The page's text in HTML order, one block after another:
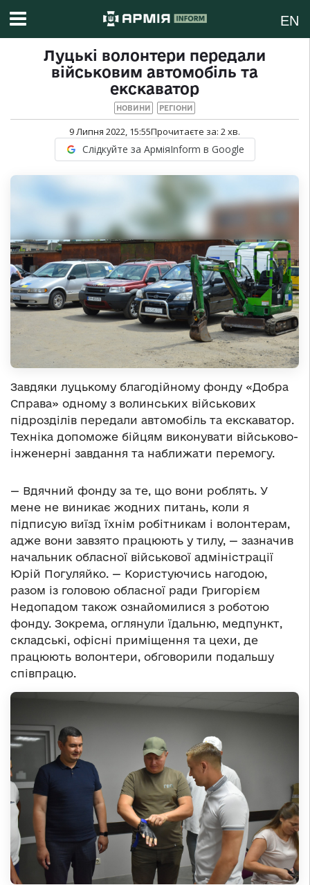
EN
Луцькі волонтери передали
військовим автомобіль та
екскаватор
НОВИНИ РЕГІОНИ
9 Липня 2022, 15:55Прочитаєте за: 2хв.
Слідкуйте за АрміяInform в Google
Завдяки луцькому благодійному фонду «Добра
Справа» одному з волинських військових
підрозділів передали автомобіль та екскаватор.
Техніка допоможе бійцям виконувати військово-
інженерні завдання та наближати перемогу.
— Вдячний фонду за те, що вони роблять. У
мене не виникає жодних питань, коли я
підписую виїзд їхнім робітникам і волонтерам,
адже вони завзято працюють у тилу, — зазначив
начальник обласної військової адміністрації
Юрій Погуляйко. — Користуючись нагодою,
разом із головою обласної ради Григорієм
Недопадом також ознайомилися з роботою
фонду. Зокрема, оглянули їдальню, медпункт,
складські, офісні приміщення та цехи, де
працюють волонтери, обговорили подальшу
співпрацю.